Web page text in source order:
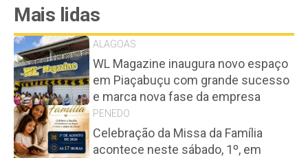
Mais lidas
ALAGOAS
WL Magazine inaugura novo espaço
em Piaçabuçu com grande sucesso
e marca nova fase da empresa
PENEDO
Celebração da Missa da Família
acontece neste sábado, 1º, em